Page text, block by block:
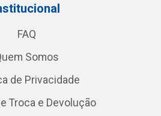
FAQ
Somos
de Privacidade
Troca e Devolução